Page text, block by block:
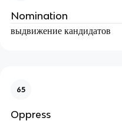
Nomination
выдвижение кандидатов
65
Oppress